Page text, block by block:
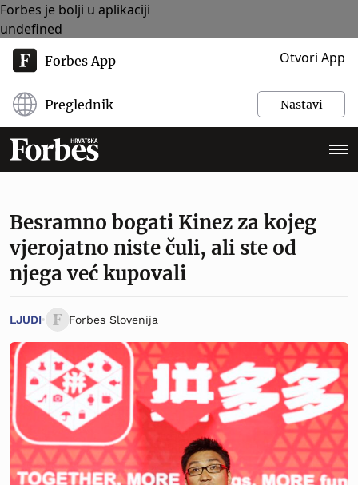
Forbes je bolji u aplikaciji
undefined
Forbes App Otvori App
Preglednik Nastavi
Besramno bogati Kinez za kojeg
vjerojatno niste čuli, ali ste od
njega već kupovali
LJUDI Forbes Slovenija